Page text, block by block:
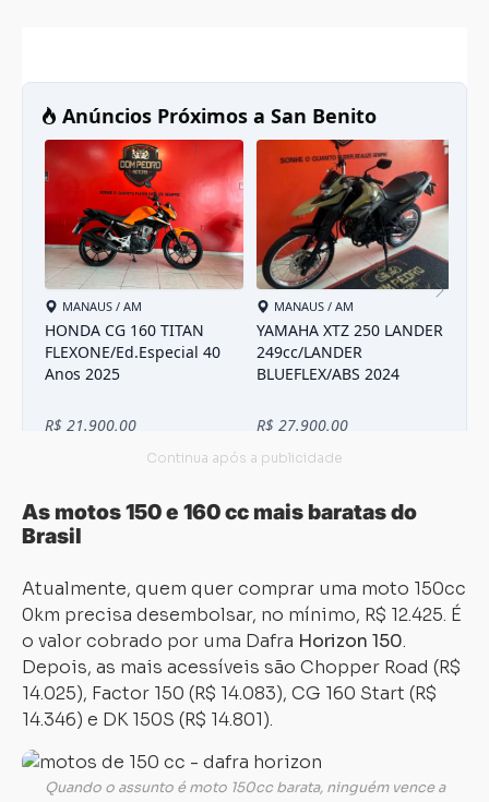
As motos 150 e 160 cc mais baratas do
Brasil
Atualmente, quem quer comprar uma moto 150cc
0km precisa desembolsar, no mínimo, R$ 12.425. É
o valor cobrado por uma Dafra Horizon 150.
Depois, as mais acessíveis são Chopper Road (R$
14.025), Factor 150 (R$ 14.083), CG 160 Start (R$
14.346) e DK 150S (R$ 14.801).
Quando o assunto é moto 150cc barata, ninguém vence a
Carregando...
Carregando...